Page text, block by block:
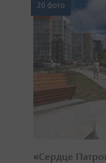
20 фото
«Сердце